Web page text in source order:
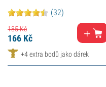
(32)
185Kč
166 Kč
+4 extra bodů jako dárek